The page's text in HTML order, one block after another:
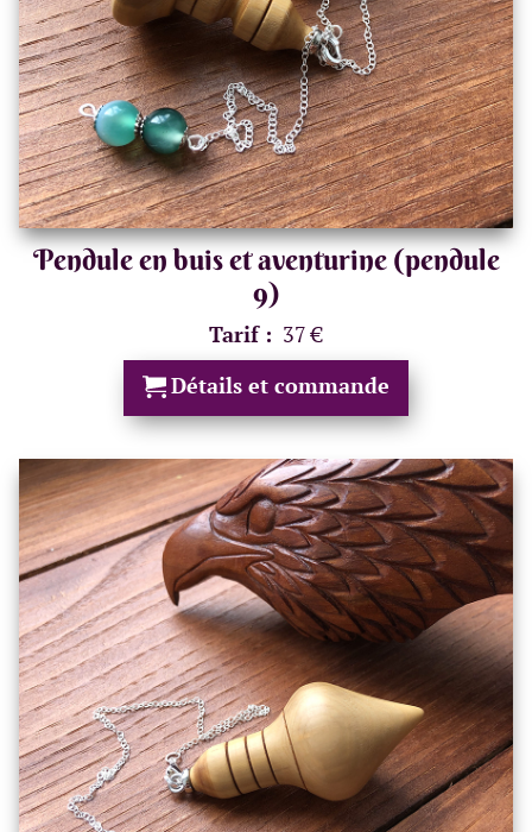
Pendule en buis et aventurine (pendule
9)
Tarif : 37 €
Détails et commande